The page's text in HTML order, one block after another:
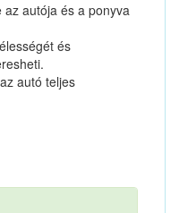
az autója és a ponyva
és
autó teljes